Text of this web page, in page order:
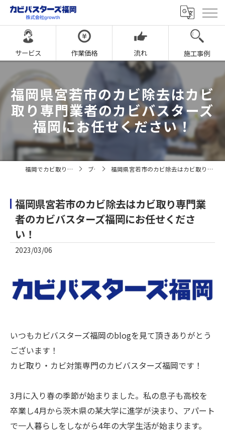
サービス 作業価格 流れ 施工事例
福岡県宮若市のカビ除去はカビ
取り専門業者のカビバスターズ
福岡にお任せください！
福岡でカビ取りならカビバスターズ福岡 ブログ 福岡県宮若市のカビ除去はカビ取り専門業者のカビバスターズ福岡にお任せください！
福岡県宮若市のカビ除去はカビ取り専門業
者のカビバスターズ福岡にお任せくださ
い！
2023/03/06
いつもカビバスターズ福岡のblogを見て頂きありがとう
ございます！
カビ取り・カビ対策専門のカビバスターズ福岡です！
3月に入り春の季節が始まりました。私の息子も高校を
卒業し4月から茨木県の某大学に進学が決まり、アパート
で一人暮らしをしながら4年の大学生活が始まります。